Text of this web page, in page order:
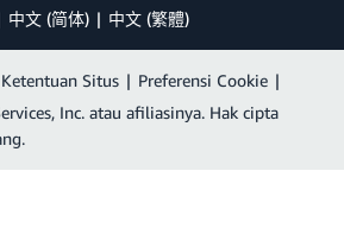
中文 (简体) 中文 (繁體)
Ketentuan Situs | Preferensi Cookie |
Inc. atau afiliasinya. Hak cipta